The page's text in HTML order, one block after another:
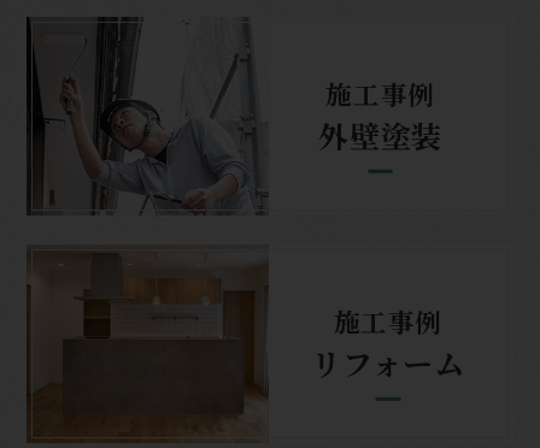
施工事例
外壁塗装
施工事例
リフォーム